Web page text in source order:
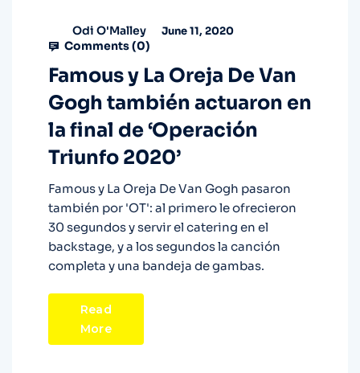
Odi O'Malley June 11, 2020
Comments (0)
Famous y La Oreja De Van
Gogh también actuaron en
la final de ‘Operación
Triunfo 2020’
Famous y La Oreja De Van Gogh pasaron
también por 'OT': al primero le ofrecieron
30 segundos y servir el catering en el
backstage, y a los segundos la canción
completa y una bandeja de gambas.
Read
More